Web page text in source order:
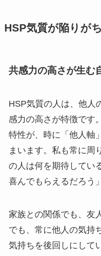
HSP気質が陥りが
共感力の高さが生む
HSP気質の人は、他人
感力の高さが特徴です
特性が、時に「他人軸
まいます。私も常に周
の人は何を期待してい
喜んでもらえるだろう
家族との関係でも、友
でも、常に他人の気持
気持ちを後回しにして